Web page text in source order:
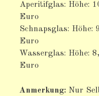
Aperitifglas: Höhe:
Euro
Schnapsglas: Höhe:
Euro
Wasserglas: Höhe:
Euro
Anmerkung: Nur